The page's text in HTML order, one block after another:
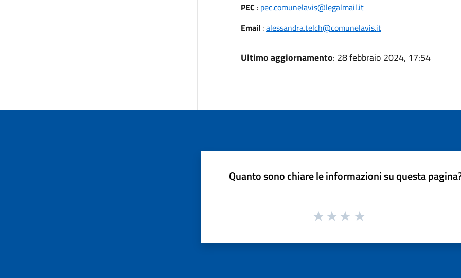
PEC : pec.comunelavis@legalmail.it
Email:alessandra.telch@comunelavis.it
Ultimo aggiornamento: 28 febbraio 2024, 17:54
Quanto sono chiare le informazioni su questa